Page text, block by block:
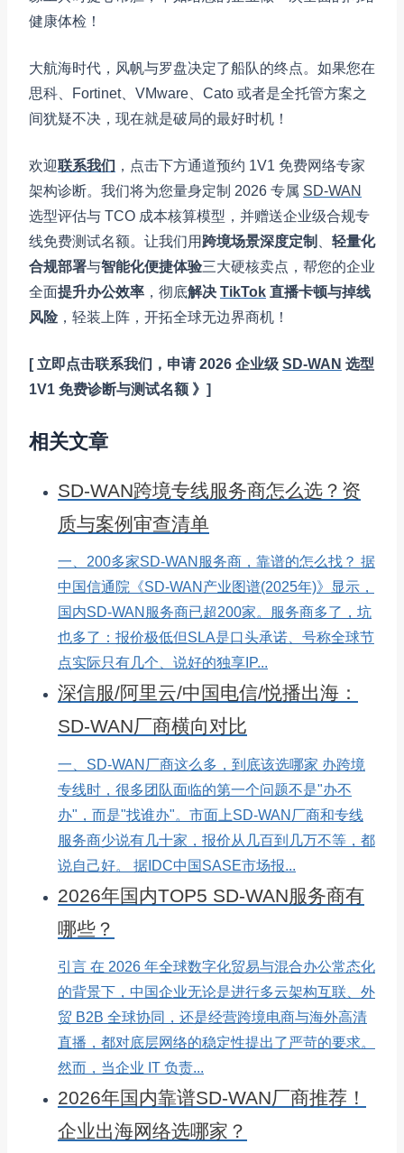
健康体检！
大航海时代，风帆与罗盘决定了船队的终点。如果您在
思科、Fortinet、VMware、Cato 或者是全托管方案之
间犹疑不决，现在就是破局的最好时机！
欢迎联系我们 ，点击下方通道预约 1V1 免费网络专家
架构诊断。我们将为您量身定制 2026 专属 SD-WAN
选型评估与 TCO 成本核算模型，并赠送企业级合规专
线免费测试名额。让我们用 跨境场景深度定制
轻量化
合规部署与智能化便捷体验三大硬核卖点，帮您的企业
全面提升办公效率 ，彻底解决 TikTok 直播卡顿与掉线
风险，轻装上阵，开拓全球无边界商机！
[ 立即点击联系我们，申请 2026 企业级 SD-WAN 选型
1V1 免费诊断与测试名额 》]
相关文章
SD-WAN跨境专线服务商怎么选？资
质与案例审查清单
一、200多家SD-WAN服务商，靠谱的怎么找？ 据
中国信通院《SD-WAN产业图谱(2025年)》显示，
国内SD-WAN服务商已超200家。服务商多了，坑
也多了：报价极低但SLA是口头承诺、号称全球节
点实际只有几个、说好的独享IP...
深信服/阿里云/中国电信/悦播出海：
SD-WAN厂商横向对比
一、SD-WAN厂商这么多，到底该选哪家 办跨境
专线时，很多团队面临的第一个问题不是"办不
办"，而是"找谁办"。市面上SD-WAN厂商和专线
服务商少说有几十家，报价从几百到几万不等，都
说自己好。 据IDC中国SASE市场报...
2026年国内TOP5 SD-WAN服务商有
哪些？
引言 在 2026 年全球数字化贸易与混合办公常态化
的背景下，中国企业无论是进行多云架构互联、外
贸 B2B 全球协同，还是经营跨境电商与海外高清
直播，都对底层网络的稳定性提出了严苛的要求。
然而，当企业 IT 负责...
2026年国内靠谱SD-WAN厂商推荐！
企业出海网络选哪家？